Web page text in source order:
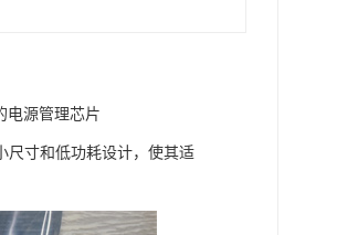
电源管理芯片
尺寸和低功耗设计，使其适